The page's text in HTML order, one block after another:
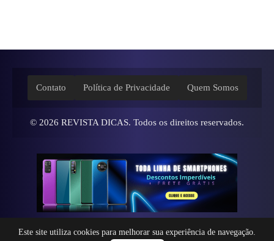
Contato Política de Privacidade Quem Somos
© 2026 REVISTA DICAS. Todos os direitos reservados.
Este site utiliza cookies para melhorar sua experiência de navegação.